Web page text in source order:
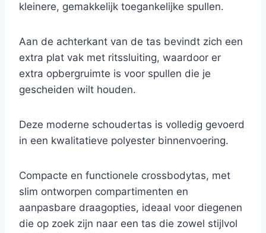
kleinere, gemakkelijk toegankelijke spullen.
Aan de achterkant van de tas bevindt zich een
extra plat vak met ritssluiting, waardoor er
extra opbergruimte is voor spullen die je
gescheiden wilt houden.
Deze moderne schoudertas is volledig gevoerd
in een kwalitatieve polyester binnenvoering.
Compacte en functionele crossbodytas, met
slim ontworpen compartimenten en
aanpasbare draagopties, ideaal voor diegenen
die op zoek zijn naar een tas die zowel stijlvol